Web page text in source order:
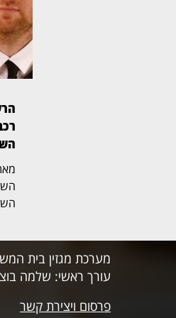
מערכת מגזין בית
עורך ראשי: שלמה
פרסום ויצירת קשר